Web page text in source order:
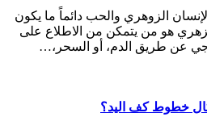
الزوهري والحب دائماً ما يكون
هو من يتمكن من الاطلاع على
عن طريق الدم، أو السحر،…
خطوط كف اليد؟